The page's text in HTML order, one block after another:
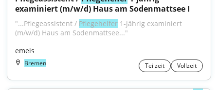
examiniert (m/w/d) Haus am Sodenmattsee I
"...Pflegeassistent / Pflegehelfer 1-jährig examiniert
(m/w/d) Haus am Sodenmattsee..."
emeis
Bremen Teilzeit Vollzeit